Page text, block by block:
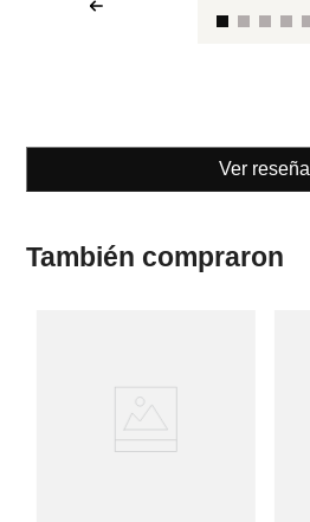
Ver reseña
También compraron